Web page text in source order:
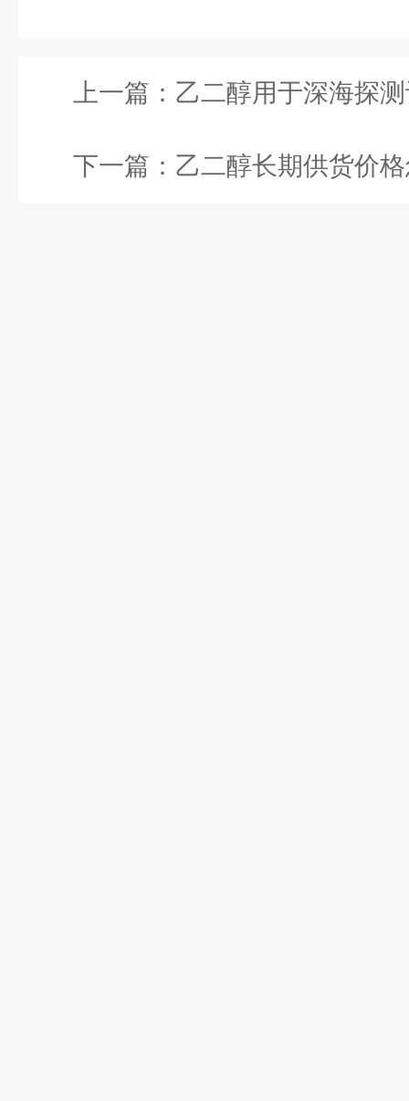
上一篇： 乙二醇用于深海探测设备怎
下一篇： 乙二醇长期供货价格怎么定